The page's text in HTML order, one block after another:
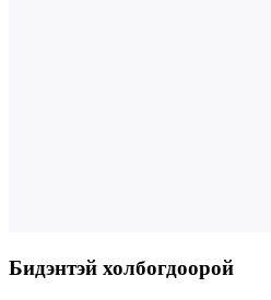
Бидэнтэй холбогдоорой